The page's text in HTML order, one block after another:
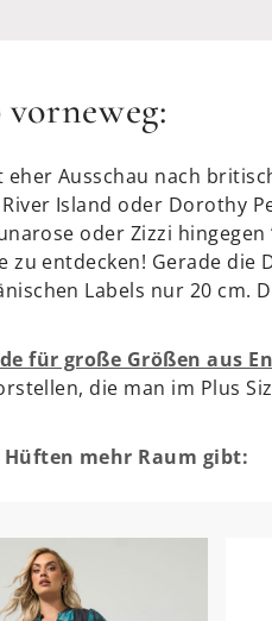
eher Ausschau nach
Island oder Dorothy
oder Zizzi
entdecken! Gerade die
Labels nur 20 cm.
für große Größen aus
die man im Plus
Hüften mehr Raum gibt: